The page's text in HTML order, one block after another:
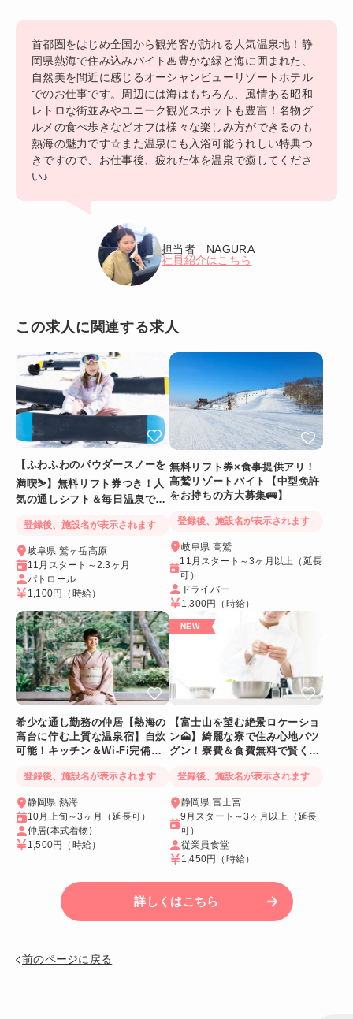
首都圏をはじめ全国から観光客が訪れる人気温泉地！静
岡県熱海で住み込みバイト♨豊かな緑と海に囲まれた、
自然美を間近に感じるオーシャンビューリゾートホテル
でのお仕事です。周辺には海はもちろん、風情ある昭和
レトロな街並みやユニーク観光スポットも豊富！名物グ
ルメの食べ歩きなどオフは様々な楽しみ方ができるのも
熱海の魅力です☆また温泉にも入浴可能うれしい特典つ
きですので、お仕事後、疲れた体を温泉で癒してくださ
い♪
担当者 NAGURA
社員紹介はこちら
この求人に関連する求人
【ふわふわのパウダースノーを
満喫⛷️】無料リフト券つき！人
気の通しシフト＆毎日温泉でリ
登録後、施設名が表示されます
岐阜県 鷲ヶ岳高原
11月スタート～2.3ヶ月
パトロール
1,100円 （時給）
無料リフト券×食事提供アリ！
高鷲リゾートバイト【中型免許
をお持ちの方大募集🚌】
登録後、施設名が表示されます
岐阜県 高鷲
11月スタート～3ヶ月以上（延長
可）
ドライバー
1,300円 （時給）
希少な通し勤務の仲居【熱海の
高台に佇む上質な温泉宿】自炊
可能！キッチン＆Wi-Fi完備！
登録後、施設名が表示されます
静岡県 熱海
10月上旬～3ヶ月（延長可）
仲居(本式着物)
1,500円
（時給）
【富士山を望む絶景ロケーショ
ン🗻】綺麗な寮で住み心地バツ
グン！寮費＆食費無料で賢く稼
登録後、施設名が表示されます
静岡県 富士宮
9月スタート～3ヶ月以上（延長
可）
従業員食堂
1,450円
（時給）
詳しくはこちら
前のページに戻る